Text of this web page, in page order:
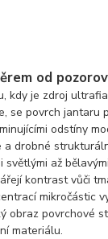
od
kdy je zdroj
se povrch jantaru
odstíny
a drobné
světlými až
kontrast vůči
mikročástic
obraz povrchové
materiálu.